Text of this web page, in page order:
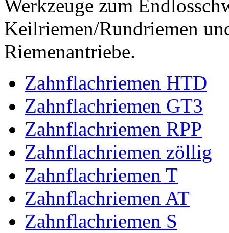
Werkzeuge zum
Keilriemen/Rundriemen
Riemenantriebe.
Zahnflachriemen HTD
Zahnflachriemen GT3
Zahnflachriemen RPP
Zahnflachriemen zöllig
Zahnflachriemen T
Zahnflachriemen AT
Zahnflachriemen S